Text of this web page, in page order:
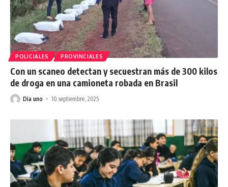
POLICIALES PROVINCIALES
Con un scaneo detectan y secuestran más de 300 kilos
de droga en una camioneta robada en Brasil
Dia uno 10 septiembre, 2025